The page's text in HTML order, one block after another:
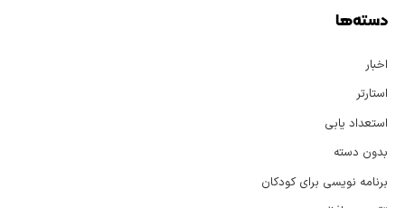
دسته‌ها
اخبار
استارتر
استعداد یابی
بدون دسته
برنامه نویسی برای کودکان